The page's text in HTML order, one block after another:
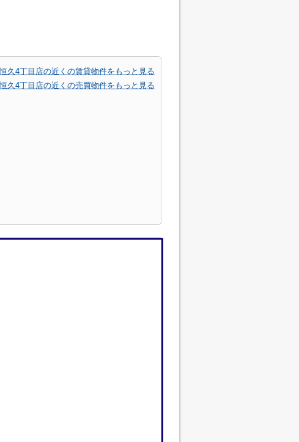
久4丁目店の近くの賃貸物件をもっと見る
久4丁目店の近くの売買物件をもっと見る